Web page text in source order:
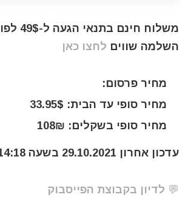
משלוח
השלמה שווים לחצו כאן
מחיר פרסום:
מחיר סופי עד הבית: 33.95$
מחיר סופי בשקלים: 108₪
עדכון אחרון 29.10.2021 בשעה 14:18
💬 לדיון בקבוצת הפייסבוק